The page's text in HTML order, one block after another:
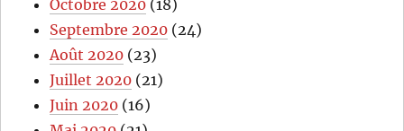
Octobre 2020 (18)
Septembre 2020 (24)
Août 2020 (23)
Juillet 2020 (21)
Juin 2020 (16)